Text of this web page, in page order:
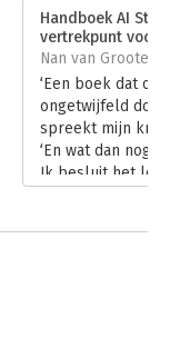
Strategisch
Handboek AI
vertrekpunt voor
Nan van Grootel
‘Een boek dat
ongetwijfeld door
spreekt mijn
‘En wat dan
Ik besluit het los